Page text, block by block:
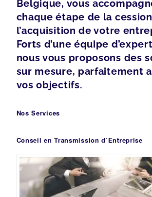
Belgique, vous
chaque étape de la
l’acquisition de votre
Forts d’une équipe
nous vous proposons des
sur mesure, parfaitement
vos objectifs.
Nos Services
Conseil en Transmission d’Entreprise